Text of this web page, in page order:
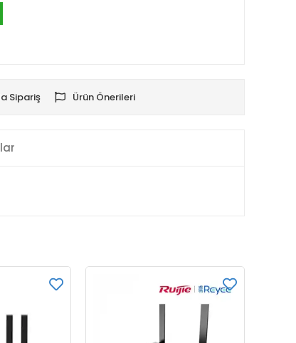
Sipariş Ürün Önerileri